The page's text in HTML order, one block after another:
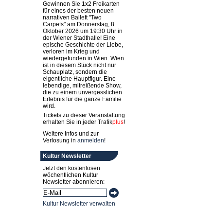
Gewinnen Sie 1x2 Freikarten
für eines der besten neuen
narrativen Ballett "Two
Carpets" am Donnerstag, 8.
Oktober 2026 um 19:30 Uhr in
der Wiener Stadthalle! Eine
epische Geschichte der Liebe,
verloren im Krieg und
wiedergefunden in Wien. Wien
ist in diesem Stück nicht nur
Schauplatz, sondern die
eigentliche Hauptfigur. Eine
lebendige, mitreißende Show,
die zu einem unvergesslichen
Erlebnis für die ganze Familie
wird.
Tickets zu dieser Veranstaltung
erhalten Sie in jeder Trafikplus!
Weitere Infos und zur
Verlosung in anmelden!
Kultur Newsletter
Jetzt den kostenlosen
wöchentlichen Kultur
Newsletter abonnieren:
Kultur Newsletter verwalten